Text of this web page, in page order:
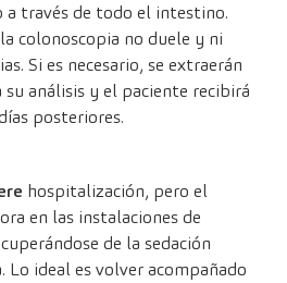
a través de todo el intestino.
colonoscopia no duele y ni
Si es necesario, se extraerán
análisis y el paciente recibirá
posteriores.
hospitalización, pero el
en las instalaciones de
de la sedación
Lo ideal es volver acompañado